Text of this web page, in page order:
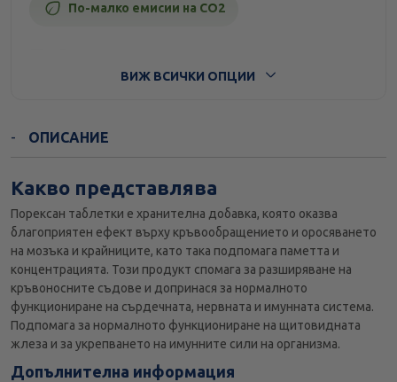
По-малко емисии на CO2
ВИЖ ВСИЧКИ ОПЦИИ
ОПИСАНИЕ
Какво представлява
Порексан таблетки е хранителна добавка, която oказва
благоприятен ефект върху кръвообращението и оросяването
на мозъка и крайниците, като така подпомага паметта и
концентрацията. Този продукт спомага за разширяване на
кръвоносните съдове и допринася за нормалното
функциониране на сърдечната, нервната и имунната система.
Подпомага за нормалното функциониране на щитовидната
жлеза и за укрепването на имунните сили на организма.
Допълнителна информация